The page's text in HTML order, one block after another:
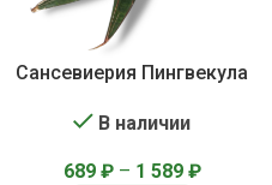
Сансевиерия Пингвекула
В наличии
689 ₽ – 1 589 ₽